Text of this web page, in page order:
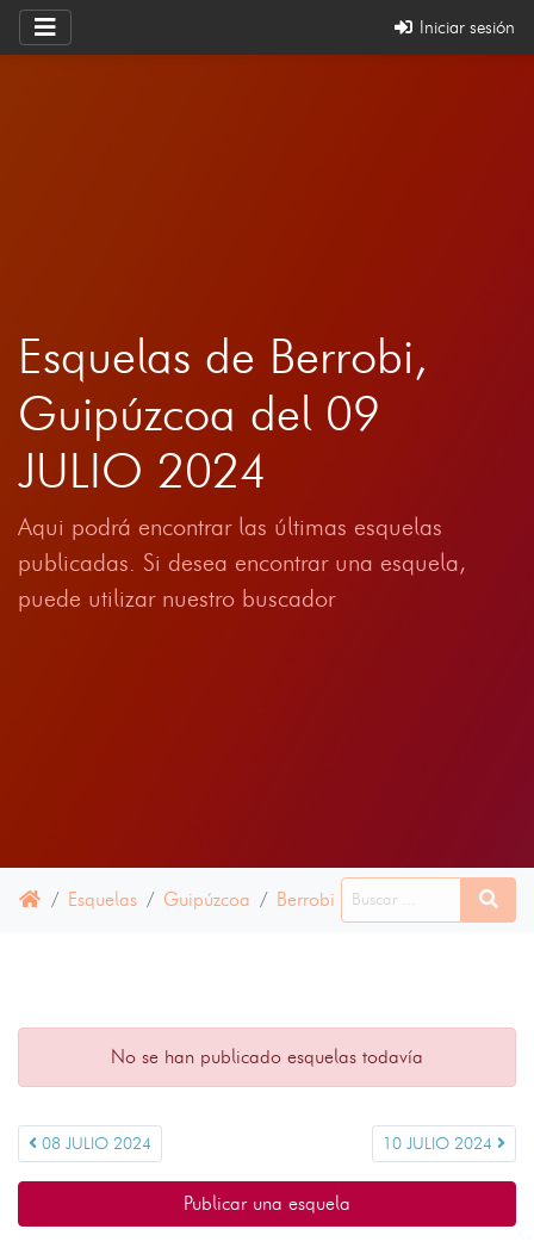
Iniciar sesión
Esquelas de Berrobi,
Guipúzcoa del 09
JULIO 2024
Aqui podrá encontrar las últimas esquelas
publicadas. Si desea encontrar una esquela,
puede utilizar nuestro buscador
Esquelas Guipúzcoa Berrobi 09 JULIO 2024
No se han publicado esquelas todavía
08 JULIO 2024 10 JULIO 2024
Publicar una esquela